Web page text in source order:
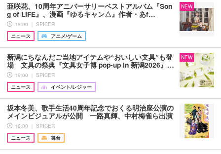
亜咲花、10周年アニバーサリーベストアルバム『Son
g of LIFE』、漫画『ゆるキャン△』作者・あf…
19:00 ｜ SPICER
ニュース
アニメ/ゲーム
NEW
新潟にちなんだご当地アイテムや“おいしい文具”も登
場 文具の祭典『文具女子博 pop-up in 新潟2026』…
19:00 ｜ SPICER
ニュース
イベント/レジャー
NEW
坂本冬美、歌手生活40周年記念でおくる明治座公演の
メインビジュアルが公開 一路真輝、中村梅雀ら出演
18:00 ｜ SPICER
ニュース
舞台